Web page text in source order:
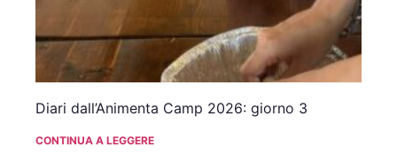
Diari dall’Animenta Camp 2026: giorno 3
CONTINUA A LEGGERE